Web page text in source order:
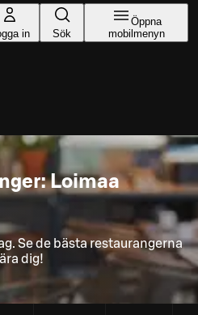
in Sök
Öppna
mobilmenyn
Loimaa
Se de bästa restaurangerna
dig!